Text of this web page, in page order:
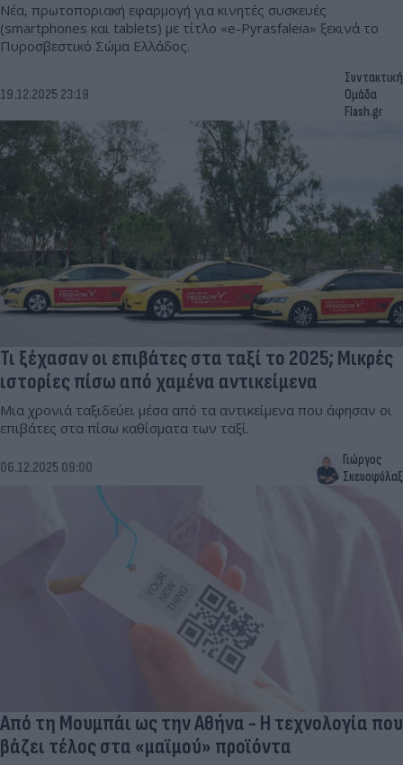
Nέα, πρωτοποριακή εφαρμογή για κινητές συσκευές
(smartphones και tablets) με τίτλο «e-Pyrasfaleia» ξεκινά το
Πυροσβεστικό Σώμα Ελλάδος.
19.12.2025 23:19
Συντακτική
Ομάδα
Flash.gr
Τι ξέχασαν οι επιβάτες στα ταξί το 2025; Μικρές
ιστορίες πίσω από χαμένα αντικείμενα
Μια χρονιά ταξιδεύει μέσα από τα αντικείμενα που άφησαν οι
επιβάτες στα πίσω καθίσματα των ταξί.
06.12.2025 09:00
Γιώργος
Σκευοφύλαξ
Από τη Μουμπάι ως την Αθήνα - Η τεχνολογία που
βάζει τέλος στα «μαϊμού» προϊόντα